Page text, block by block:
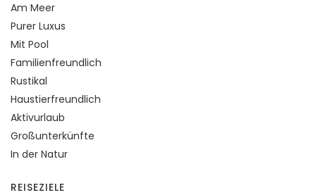
Am Meer
Purer Luxus
Mit Pool
Familienfreundlich
Rustikal
Haustierfreundlich
Aktivurlaub
Großunterkünfte
In der Natur
REISEZIELE